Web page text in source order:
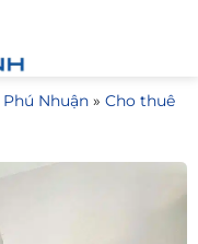
Nhuận » Cho thuê